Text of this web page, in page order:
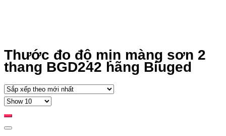
Thước đo độ mịn màng sơn 2
thang BGD242 hãng Biuged